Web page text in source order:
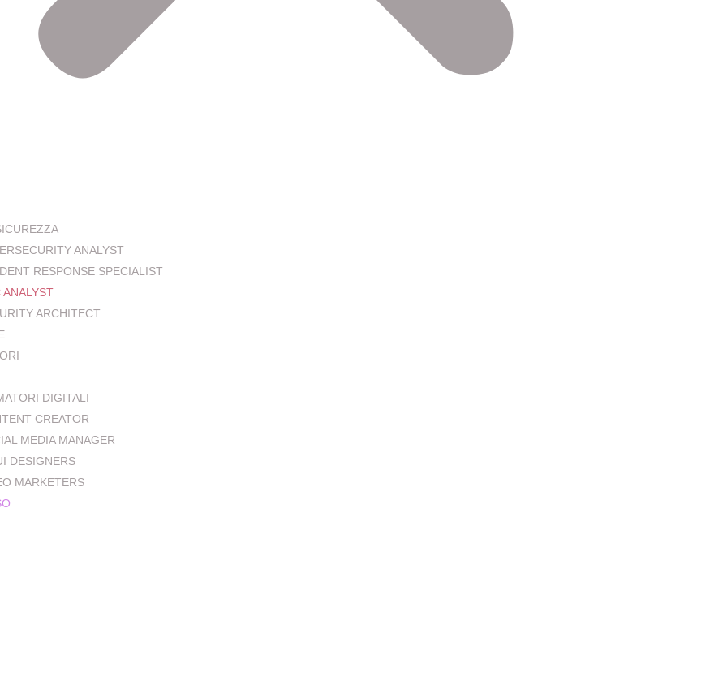
ANALYST
RESPONSE SPECIALIST
ANALYST
ARCHITECT
DIGITALI
CREATOR
MEDIA MANAGER
DESIGNERS
MARKETERS